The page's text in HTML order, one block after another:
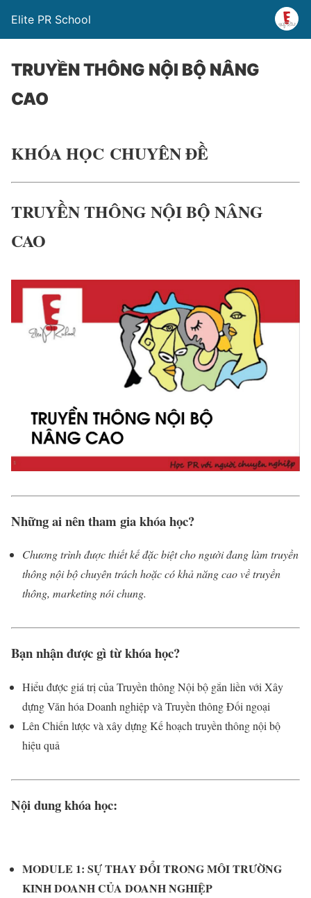
Elite PR School
TRUYỀN THÔNG NỘI BỘ NÂNG
CAO
KHÓA HỌC CHUYÊN ĐỀ
TRUYỀN THÔNG NỘI BỘ NÂNG
CAO
Những ai nên tham gia khóa học?
Chương trình được thiết kế đặc biệt cho người đang làm truyền
thông nội bộ chuyên trách hoặc có khả năng cao về truyền
thông, marketing nói chung.
Bạn nhận được gì từ khóa học?
Hiểu được giá trị của Truyền thông Nội bộ gắn liền với Xây
dựng Văn hóa Doanh nghiệp và Truyền thông Đối ngoại
Lên Chiến lược và xây dựng Kế hoạch truyền thông nội bộ
hiệu quả
Nội dung khóa học:
MODULE 1: SỰ THAY ĐỔI TRONG MÔI TRƯỜNG
KINH DOANH CỦA DOANH NGHIỆP